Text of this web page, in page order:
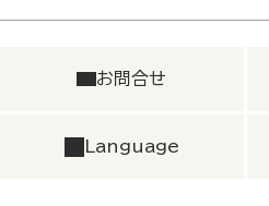
お問合せ
Language